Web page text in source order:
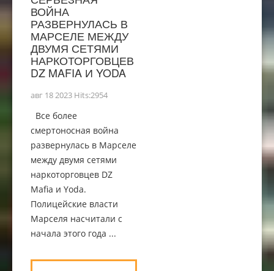
ВОЙНА
РАЗВЕРНУЛАСЬ В
МАРСЕЛЕ МЕЖДУ
ДВУМЯ СЕТЯМИ
НАРКОТОРГОВЦЕВ
DZ MAFIA И YODA
авг 18 2023 Hits:2954
Все более
смертоносная война
развернулась в Марселе
между двумя сетями
наркоторговцев DZ
Mafia и Yoda.
Полицейские власти
Марселя насчитали с
начала этого года ...